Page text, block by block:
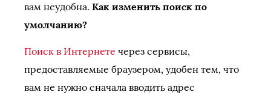
вам неудобна. Как изменить поиск по
умолчанию?
Поиск в Интернете через сервисы,
предоставляемые браузером, удобен тем, что
вам не нужно сначала вводить адрес